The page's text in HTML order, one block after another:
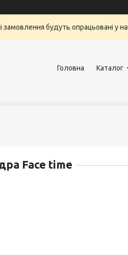
будуть опрацьовані у
Головна Каталог
Face time